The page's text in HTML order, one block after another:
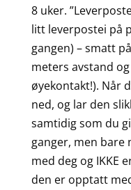
8 uker.
litt leverpostei på
gangen) – smatt
meters avstand
øyekontakt!). Når
ned, og lar den
samtidig som du
ganger, men bare
med deg og IKKE
den er opptatt